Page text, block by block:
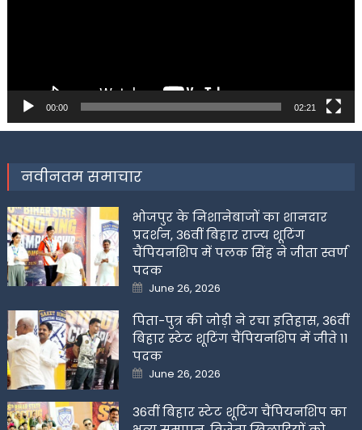
00:00 02:21
नवीनतम समाचार
भोजपुर के निशानेबाजों का शानदार
प्रदर्शन, 36वीं बिहार राज्य शूटिंग
चैंपियनशिप में पलक सिंह ने जीता स्वर्ण
पदक
Posted
on
June 26, 2026
पिता-पुत्र की जोड़ी ने रचा इतिहास, 36वीं
बिहार स्टेट शूटिंग चैंपियनशिप में जीते 11
पदक
Posted
on
June 26, 2026
36वीं बिहार स्टेट शूटिंग चैंपियनशिप का